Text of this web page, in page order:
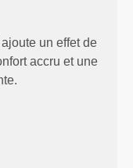
un effet de
accru et une